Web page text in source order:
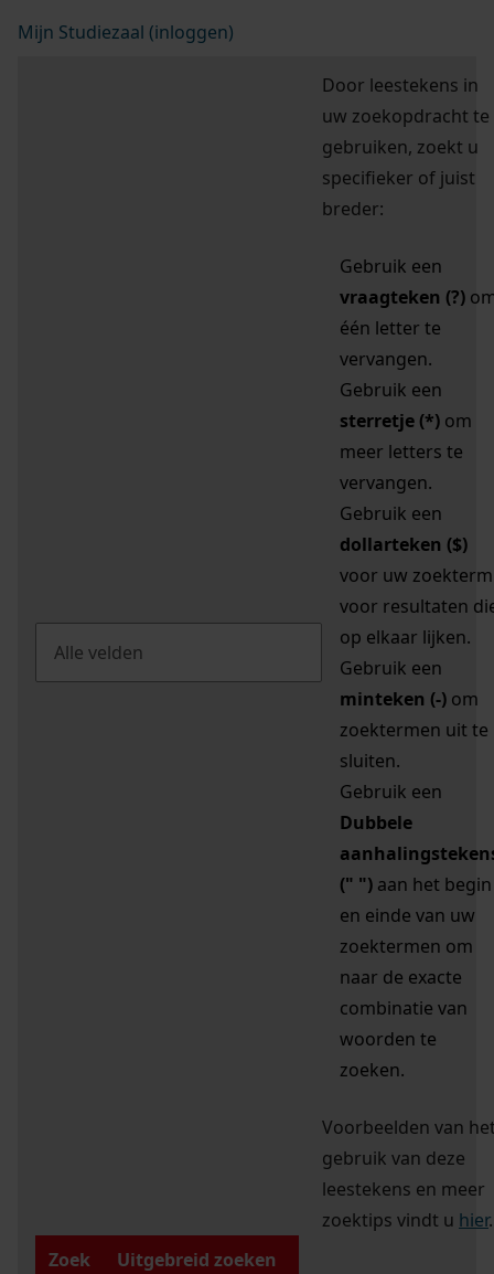
Mijn Studiezaal (inloggen)
Door leestekens in
uw zoekopdracht te
gebruiken, zoekt u
specifieker of juist
breder:
Gebruik een
vraagteken (?)
één letter te
vervangen.
Gebruik een
sterretje (*) om
meer letters te
vervangen.
Gebruik een
dollarteken ($)
voor uw zoekterm
voor resultaten
op elkaar lijken.
Gebruik een
minteken (-) om
zoektermen uit te
sluiten.
Gebruik een
Dubbele
(" ") aan het begin
en einde van uw
zoektermen om
naar de exacte
combinatie van
woorden te
zoeken.
Voorbeelden van
gebruik van deze
leestekens en meer
zoektips vindt u hier.
Zoek
Uitgebreid zoeken